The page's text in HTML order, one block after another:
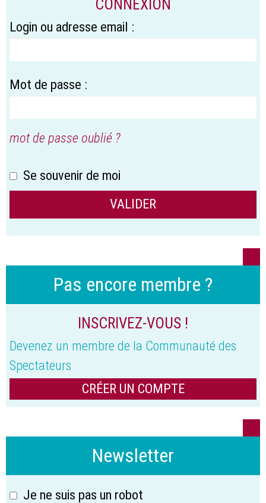
CONNEXION
Login ou adresse email :
Mot de passe :
mot de passe oublié ?
Se souvenir de moi
Pas encore membre ?
INSCRIVEZ-VOUS !
Devenez un membre de la Communauté des
Spectateurs
CRÉER UN COMPTE
Newsletter
Je ne suis pas un robot